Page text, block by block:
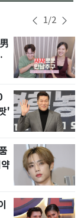
1/2
'